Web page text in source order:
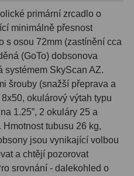
primární zrcadlo o
minimálně přesnost
s osou 72mm (zastínění cca
(GoTo) dobsonova
systémem SkyScan AZ.
šrouby (snažší přeprava a
okulárový výtah typu
1.25”, 2 okuláry 25 a
tubusu 26 kg,
jsou vynikající volbou
a chtějí pozorovat
srovnání - dalekohled o